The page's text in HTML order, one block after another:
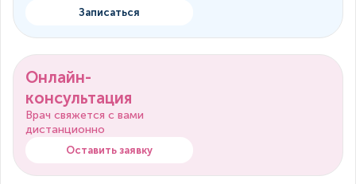
Записаться
Онлайн-
консультация
Врач свяжется с вами
дистанционно
Оставить заявку